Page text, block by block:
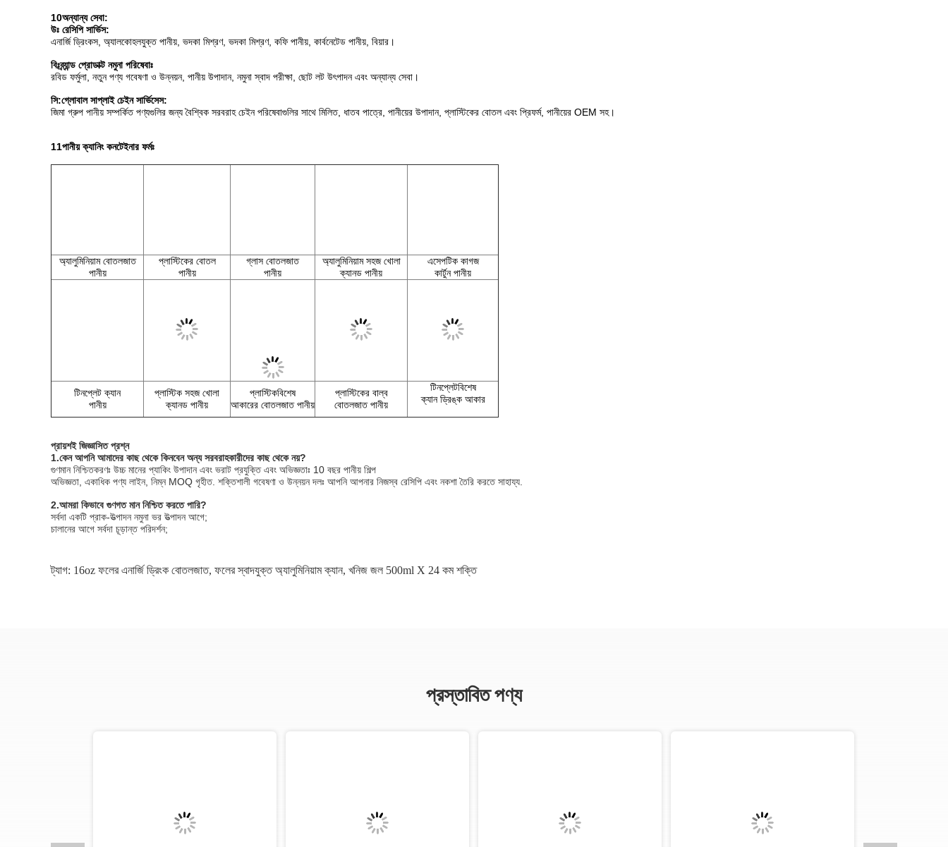
10অন্যান্য সেবা:
উঃ রেসিপি সার্ভিস:
এনার্জি ড্রিংকস, অ্যালকোহলযুক্ত পানীয়, ভদকা মিশ্রণ, ভদকা মিশ্রণ, কফি পানীয়, কার্বনেটেড পানীয়, বিয়ার।
বিঃব্র্যান্ড প্রোডাক্ট নমুনা পরিষেবাঃ
রবিড ফর্মুলা, নতুন পণ্য গবেষণা ও উন্নয়ন, পানীয় উপাদান, নমুনা স্বাদ পরীক্ষা, ছোট লট উৎপাদন এবং অন্যান্য সেবা।
সি:গ্লোবাল সাপ্লাই চেইন সার্ভিসেস:
জিমা গ্রুপ পানীয় সম্পর্কিত পণ্যগুলির জন্য বৈশ্বিক সরবরাহ চেইন পরিষেবাগুলির সাথে মিলিত, ধাতব পাত্রে, পানীয়ের উপাদান, প্লাস্টিকের বোতল এবং প্রিফর্ম, পানীয়ের OEM সহ।
11পানীয় ক্যানিং কনটেইনার ফর্মঃ
অ্যালুমিনিয়াম বোতলজাত
পানীয়
প্লাস্টিকের বোতল
পানীয়
গ্লাস বোতলজাত
পানীয়
অ্যালুমিনিয়াম সহজ খোলা
ক্যানড পানীয়
এসেপটিক কাগজ
কার্টুন পানীয়
টিনপ্লেট ক্যান
পানীয়
প্লাস্টিক সহজ খোলা
ক্যানড পানীয়
প্লাস্টিকবিশেষ
আকারের বোতলজাত পানীয়
প্লাস্টিকের বাল্ব
বোতলজাত পানীয়
টিনপ্লেটবিশেষ
ক্যান ড্রিঙ্ক আকার
প্রায়শই জিজ্ঞাসিত প্রশ্ন
1.কেন আপনি আমাদের কাছ থেকে কিনবেন অন্য সরবরাহকারীদের কাছ থেকে নয়?
গুণমান নিশ্চিতকরণঃ উচ্চ মানের প্যাকিং উপাদান এবং ভরাট প্রযুক্তি এবং অভিজ্ঞতাঃ 10 বছর পানীয় শিল্প
অভিজ্ঞতা, একাধিক পণ্য লাইন, নিম্ন MOQ গৃহীত. শক্তিশালী গবেষণা ও উন্নয়ন দলঃ আপনি আপনার নিজস্ব রেসিপি এবং নকশা তৈরি করতে সাহায্য.
2.আমরা কিভাবে গুণগত মান নিশ্চিত করতে পারি?
সর্বদা একটি প্রাক-উত্পাদন নমুনা ভর উত্পাদন আগে;
চালানের আগে সর্বদা চূড়ান্ত পরিদর্শন;
ট্যাগ: 16oz ফলের এনার্জি ড্রিংক বোতলজাত, ফলের স্বাদযুক্ত অ্যালুমিনিয়াম ক্যান, খনিজ জল 500ml X 24 কম শক্তি
প্রস্তাবিত পণ্য